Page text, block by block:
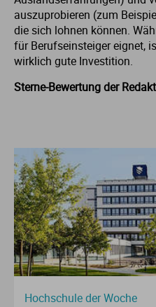
auszuprobieren (zum
die sich lohnen können.
für Berufseinsteiger eignet,
wirklich gute Investition.
Sterne-Bewertung der
Hochschule der Woche